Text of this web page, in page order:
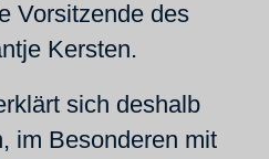
Vorsitzende des
Kersten.
sich deshalb
im Besonderen mit